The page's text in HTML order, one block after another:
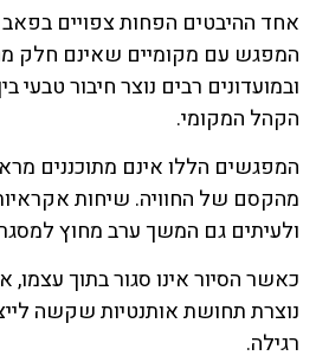
אחד ההיבטים הפחות צפויים בפאב
המפגש עם מקומיים שאינם חלק
ובמועדונים רבים נוצר חיבור טבעי
הקהל המקומי.
המפגשים הללו אינם מתוכננים
מהקסם של החוויה. שיחות
ולעיתים גם המשך ערב מחוץ
כאשר הסיור אינו סגור בתוך
נוצרת תחושת אותנטיות שקשה
רגילה.